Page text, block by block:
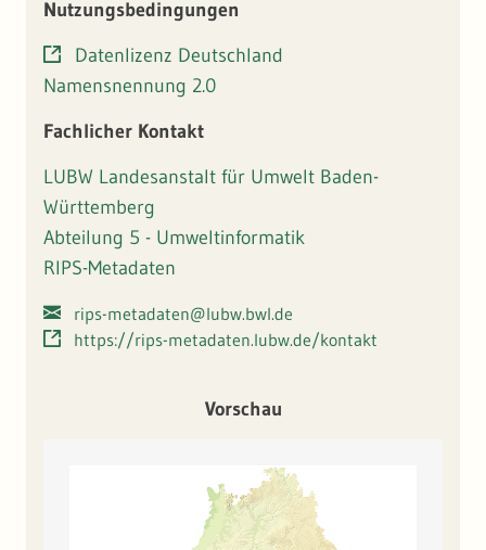
Belastungs- und Ausgleichsräume identifiziert. Anhand der
Ergebnisse können flächendeckende Informationen zu Hot
Spots und schützenswerten Ausgleichsräumen gewonnen
werden. Diese können der Landes-, Regional- und
oder zur Ausweisung von Flächen zur Siedlungs- bzw.
Nutzungsbedingungen
Datenlizenz Deutschland
Namensnennung 2.0
Fachlicher Kontakt
LUBW Landesanstalt für Umwelt Baden-
Württemberg
Abteilung 5 - Umweltinformatik
RIPS-Metadaten
rips-metadaten@lubw.bwl.de
https://rips-metadaten.lubw.de/kontakt
Vorschau